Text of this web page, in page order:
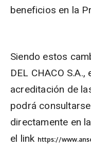
beneficios en la
Siendo estos
DEL CHACO
acreditación de
podrá
directamente en
el link https://